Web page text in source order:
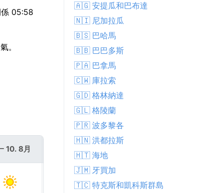
05:58
。
10. 8月
🇦🇬 安提瓜和巴布達
🇳🇮 尼加拉瓜
🇧🇸 巴哈馬
🇧🇧 巴巴多斯
🇵🇦 巴拿馬
🇨🇼 庫拉索
🇬🇩 格林納達
🇬🇱 格陵蘭
🇵🇷 波多黎各
🇭🇳 洪都拉斯
🇭🇹 海地
🇯🇲 牙買加
🇹🇨 特克斯和凱科斯群島